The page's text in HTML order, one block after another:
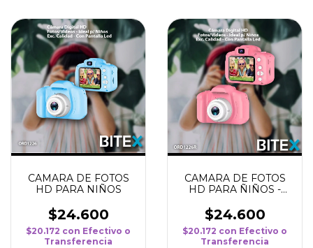
CAMARA DE FOTOS
HD PARA NIÑOS
$24.600
$20.172 con Efectivo o
Transferencia
CAMARA DE FOTOS
HD PARA ÑIÑOS -
$24.600
$20.172 con Efectivo o
Transferencia